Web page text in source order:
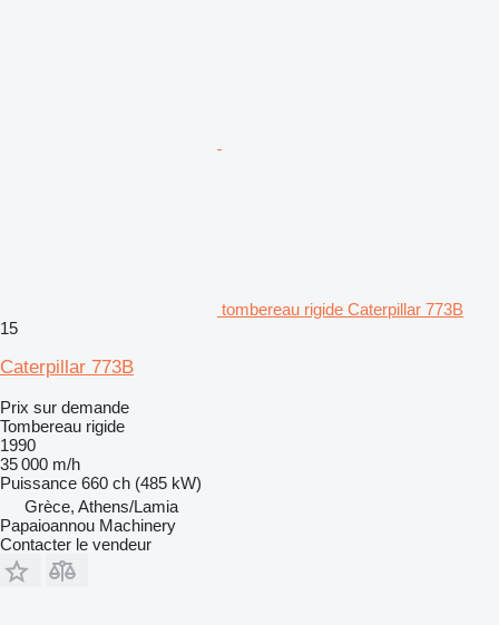
tombereau rigide Caterpillar 773B
15
Caterpillar 773B
Prix sur demande
Tombereau rigide
1990
35 000 m/h
Puissance 660 ch (485 kW)
Grèce, Athens/Lamia
Papaioannou Machinery
Contacter le vendeur